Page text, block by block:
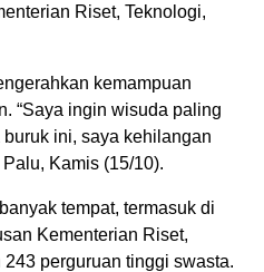
Riset, Teknologi,
kemampuan
“Saya ingin wisuda paling
ini, saya kehilangan
Kamis (15/10).
tempat, termasuk di
Kementerian Riset,
perguruan tinggi swasta.